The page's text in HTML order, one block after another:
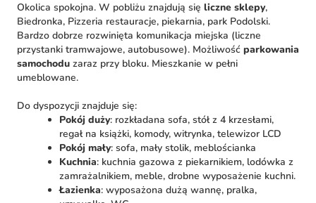
Okolica spokojna. W pobliżu znajdują się liczne sklepy,
Biedronka, Pizzeria restauracje, piekarnia, park Podolski.
Bardzo dobrze rozwinięta komunikacja miejska (liczne
przystanki tramwajowe, autobusowe). Możliwość parkowania
samochodu zaraz przy bloku. Mieszkanie w pełni
umeblowane.
Do dyspozycji znajduje się:
Pokój duży: rozkładana sofa, stół z 4 krzesłami,
regał na książki, komody, witrynka, telewizor LCD
Pokój mały: sofa, mały stolik, meblościanka
Kuchnia: kuchnia gazowa z piekarnikiem, lodówka z
zamrażalnikiem, meble, drobne wyposażenie kuchni.
Łazienka: wyposażona dużą wannę, pralka,